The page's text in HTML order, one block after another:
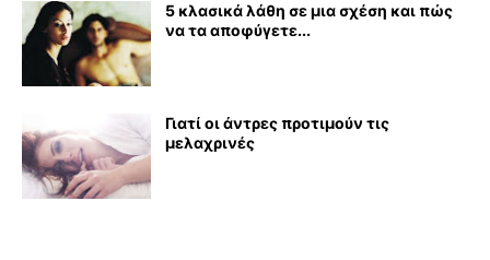
5 κλασικά λάθη σε μια σχέση και πώς
να τα αποφύγετε...
Γιατί οι άντρες προτιμούν τις
μελαχρινές